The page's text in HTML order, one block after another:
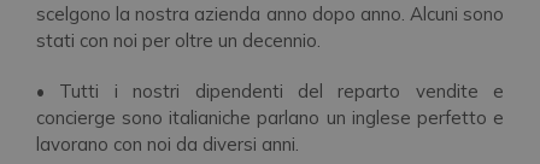
scelgono la nostra azienda anno dopo anno. Alcuni sono
stati con noi per oltre un decennio.
• Tutti i nostri dipendenti del reparto vendite e
concierge sono italianiche parlano un inglese perfetto e
lavorano con noi da diversi anni.